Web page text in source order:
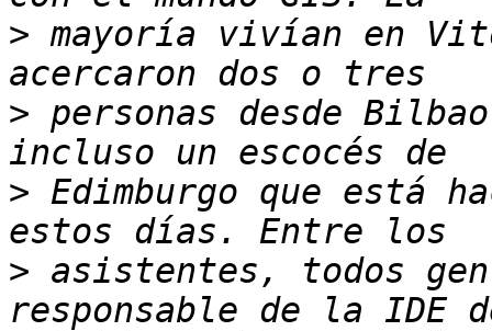
> mayoría vivían en
> personas desde
> Edimburgo que está
> asistentes, todos